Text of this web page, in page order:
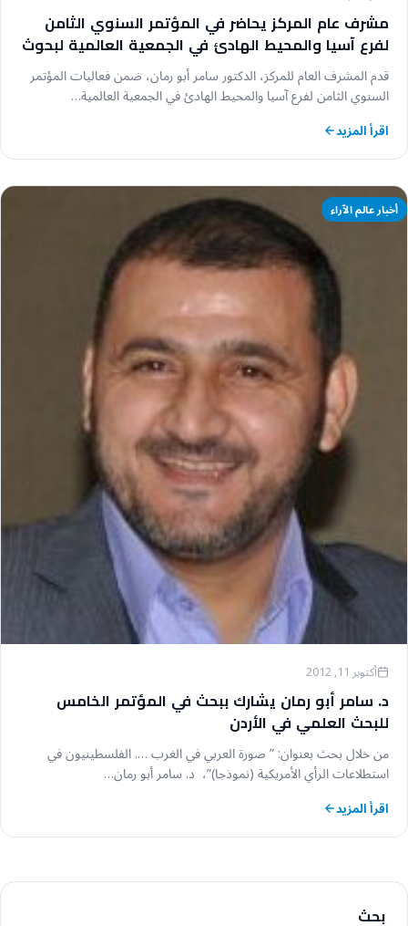
مشرف عام المركز يحاضر في المؤتمر السنوي الثامن
لفرع آسيا والمحيط الهادئ في الجمعية العالمية لبحوث
الرأي العام WAPOR Asia Pacific
قدم المشرف العام للمركز، الدكتور سامر أبو رمان، ضمن فعاليات المؤتمر
السنوي الثامن لفرع آسيا والمحيط الهادئ في الجمعية العالمية…
اقرأ المزيد
أخبار عالم الآراء
أكتوبر 11, 2012
د. سامر أبو رمان يشارك ببحث في المؤتمر الخامس
للبحث العلمي في الأردن
من خلال بحث بعنوان: ” صورة العربي في الغرب …. الفلسطينيون في
استطلاعات الرأي الأمريكية (نموذجا)”، د. سامر أبو رمان…
اقرأ المزيد
بحث